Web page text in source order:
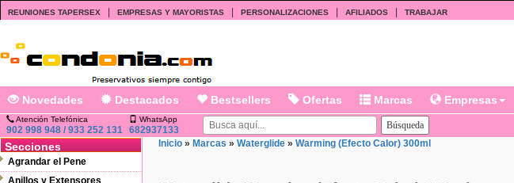
REUNIONES TAPERSEX EMPRESAS Y MAYORISTAS PERSONALIZACIONES AFILIADOS TRABAJAR
Novedades Destacados Bestsellers Ofertas Marcas Empresas
Atención Telefónica
902 998 948 / 933 252 131
WhatsApp
682937133
Secciones
Agrandar el Pene
Anillos y Extensores
Inicio » Marcas » Waterglide » Warming (Efecto Calor) 300ml